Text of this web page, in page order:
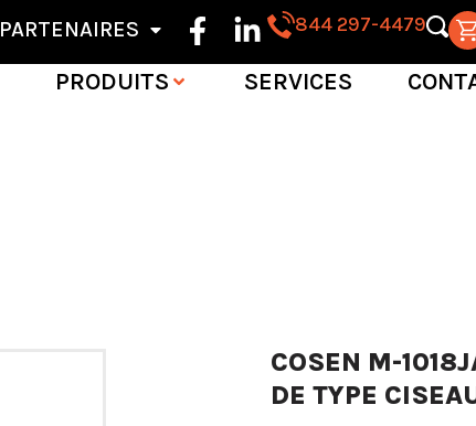
PARTENAIRES 844 297-4479
PRODUITS SERVICES
COSEN M-
DE TYPE